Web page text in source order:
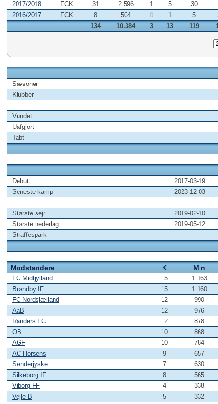
2017/2018
FCK 31 2.596 1 5 30
2016/2017
FCK 8 504 0 1 5
134
10.384 3 13 119
Sæsoner
Klubber
Vundet
Uafgjort
Tabt
Debut
2017-03-19
Seneste kamp
2023-12-03
Største sejr
2019-02-10
Største nederlag
2019-05-12
Straffespark
Modstandere K Min
FC Midtjylland 15
1.163
Brøndby IF
15
1.160
FC Nordsjælland
12
990
AaB
12
976
Randers FC
12
878
OB
10
868
AGF
10
784
AC Horsens
9
657
Sønderjyske
7
630
Silkeborg IF
8
565
Viborg FF
4
338
Vejle B
5
332